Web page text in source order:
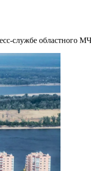
службе областного